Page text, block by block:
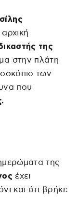
της
στην πλάτη
των
που
της
έχει
και ότι βρήκε